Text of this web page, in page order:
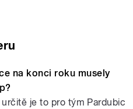
na konci roku musely
je to pro tým Pardubic